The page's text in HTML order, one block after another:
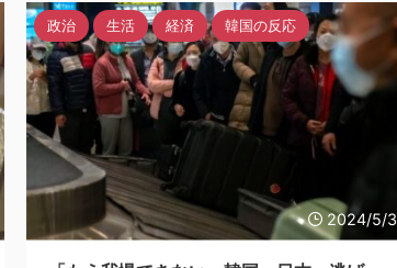
2024/5/3
政治 生活 経済 韓国の反応